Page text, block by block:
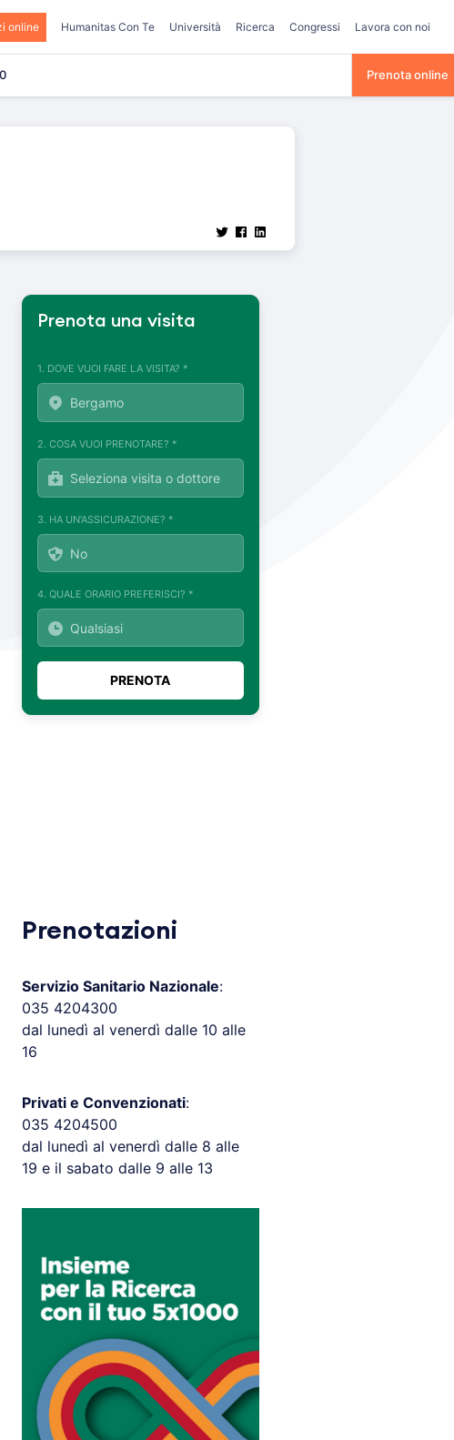
online Humanitas Con Te Università Ricerca Congressi Lavora con noi
Prenota online
Prenota una visita
1. DOVE VUOI FARE LA VISITA? *
2. COSA VUOI PRENOTARE? *
3. HA UN'ASSICURAZIONE? *
4. QUALE ORARIO PREFERISCI? *
Prenotazioni
Servizio Sanitario Nazionale:
035 4204300
dal lunedì al venerdì dalle 10 alle
16
Privati e Convenzionati:
035 4204500
dal lunedì al venerdì dalle 8 alle
19 e il sabato dalle 9 alle 13